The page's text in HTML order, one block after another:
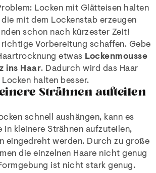
Locken mit Glätteisen halten
mit dem Lockenstab erzeugen
schon nach kürzester Zeit!
Vorbereitung schaffen. Gebe
etwas Lockenmousse
ins Haar. Dadurch wird das Haar
halten besser.
Strähnen aufteilen
schnell aushängen, kann es
in kleinere Strähnen aufzuteilen,
eingedreht werden. Durch zu große
die einzelnen Haare nicht genug
ist nicht stark genug.